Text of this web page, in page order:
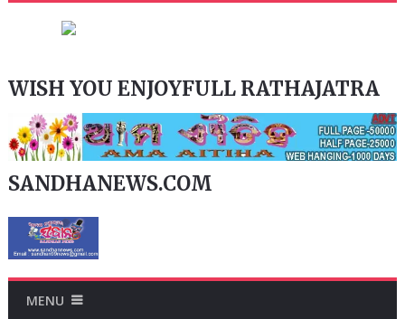
WISH YOU ENJOYFULL RATHAJATRA
SANDHANEWS.COM
MENU